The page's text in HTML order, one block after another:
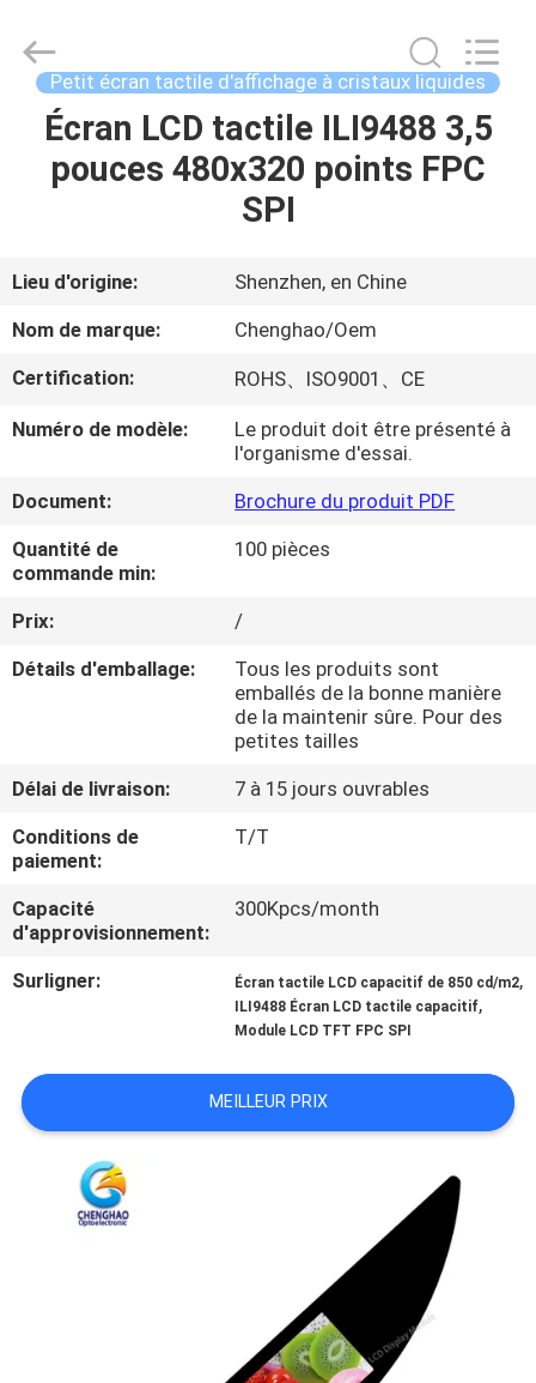
PRODUITS
À
DE
NOUS
VISITE
LA
QUALITÉ
NOUS
UN DEVIS
Shenzhen
ChengHao
OptoelectronicPetit écran tactile d'affichage à cristaux liquides
Écran LCD tactile ILI9488 3,5
pouces 480x320 points FPC
SPI
Lieu d'origine:
Shenzhen, en Chine
Nom de marque:
Chenghao/Oem
Certification:
ROHS、ISO9001、CE
Numéro de modèle:
Le produit doit être présenté à
l'organisme d'essai.
Document:
Brochure du produit PDF
Quantité de
commande min:
100 pièces
Prix:
/
Détails d'emballage:
Tous les produits sont
emballés de la bonne manière
de la maintenir sûre. Pour des
petites tailles
Délai de livraison:
7 à 15 jours ouvrables
Conditions de
paiement:
T/T
Capacité
d'approvisionnement:
300Kpcs/month
Surligner: Écran tactile LCD capacitif de 850 cd/m2,
ILI9488 Écran LCD tactile capacitif,
Module LCD TFT FPC SPI
MEILLEUR PRIX